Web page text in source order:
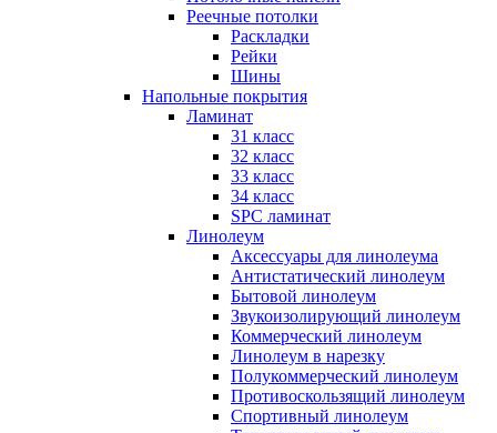
Реечные потолки
Раскладки
Рейки
Шины
Напольные покрытия
Ламинат
31 класс
32 класс
33 класс
34 класс
SPC ламинат
Линолеум
Аксессуары для линолеума
Антистатический линолеум
Бытовой линолеум
Звукоизолирующий линолеум
Коммерческий линолеум
Линолеум в нарезку
Полукоммерческий линолеум
Противоскользящий линолеум
Спортивный линолеум